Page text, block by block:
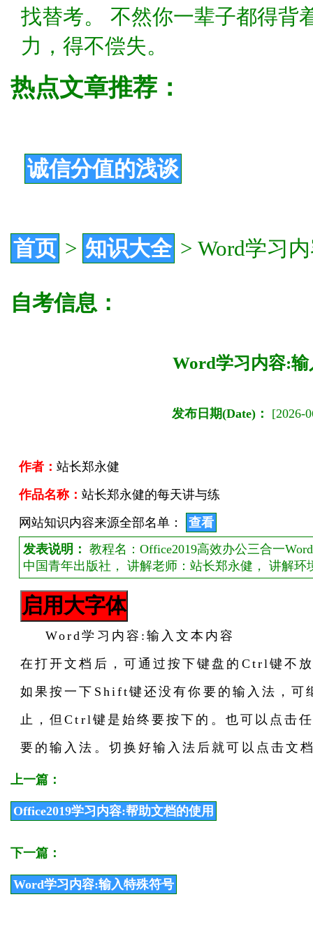
找替考。 不然你一辈子都得背
力，得不偿失。
热点文章推荐：
诚信分值的浅谈
首页 > 知识大全 > Word学习
自考信息：
Word学习内容:
发布日期(Date)： [2026-
作者： 站长郑永健
作品名称： 站长郑永健的每天讲与练
网站知识内容来源全部名单：
查看
发表说明： 教程名：Office2019高效办公三合一
中国青年出版社， 讲解老师：站长郑永健， 讲解环
Word学习内容:输入文本内容
在打开文档后，可通过按下键盘的Ctrl键不
如果按一下Shift键还没有你要的输入法，
止，但Ctrl键是始终要按下的。也可以点击
要的输入法。切换好输入法后就可以点击文
上一篇：
Office2019学习内容:帮助文档的使用
下一篇：
Word学习内容:输入特殊符号